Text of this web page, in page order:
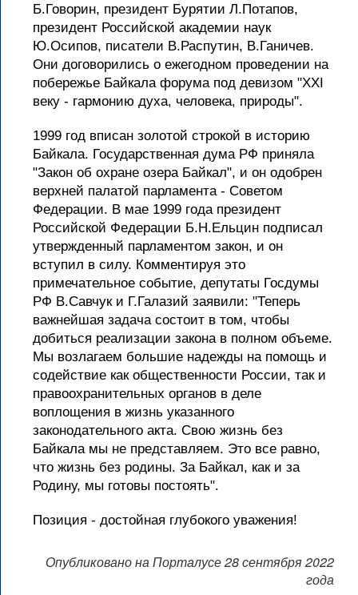
Б.Говорин, президент Бурятии Л.Потапов,
президент Российской академии наук
Ю.Осипов, писатели В.Распутин, В.Ганичев.
Они договорились о ежегодном проведении на
побережье Байкала форума под девизом "XXI
веку - гармонию духа, человека, природы".
1999 год вписан золотой строкой в историю
Байкала. Государственная дума РФ приняла
"Закон об охране озера Байкал", и он одобрен
верхней палатой парламента - Советом
Федерации. В мае 1999 года президент
Российской Федерации Б.Н.Ельцин подписал
утвержденный парламентом закон, и он
вступил в силу. Комментируя это
примечательное событие, депутаты Госдумы
РФ В.Савчук и Г.Галазий заявили: "Теперь
важнейшая задача состоит в том, чтобы
добиться реализации закона в полном объеме.
Мы возлагаем большие надежды на помощь и
содействие как общественности России, так и
правоохранительных органов в деле
воплощения в жизнь указанного
законодательного акта. Свою жизнь без
Байкала мы не представляем. Это все равно,
что жизнь без родины. За Байкал, как и за
Родину, мы готовы постоять".
Позиция - достойная глубокого уважения!
Опубликовано на Порталусе 28 сентября 2022
года